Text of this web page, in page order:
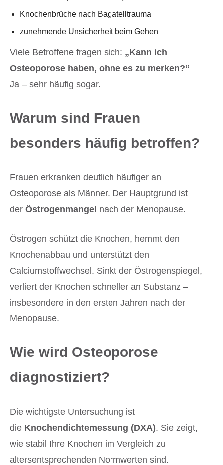
Knochenbrüche nach Bagatelltrauma
zunehmende Unsicherheit beim Gehen
Viele Betroffene fragen sich: „Kann ich
Osteoporose haben, ohne es zu merken?“
Ja – sehr häufig sogar.
Warum sind Frauen
besonders häufig betroffen?
Frauen erkranken deutlich häufiger an
Osteoporose als Männer. Der Hauptgrund ist
der Östrogenmangel nach der Menopause.
Östrogen schützt die Knochen, hemmt den
Knochenabbau und unterstützt den
Calciumstoffwechsel. Sinkt der Östrogenspiegel,
verliert der Knochen schneller an Substanz –
insbesondere in den ersten Jahren nach der
Menopause.
Wie wird Osteoporose
diagnostiziert?
Die wichtigste Untersuchung ist
die Knochendichtemessung (DXA). Sie zeigt,
wie stabil Ihre Knochen im Vergleich zu
altersentsprechenden Normwerten sind.